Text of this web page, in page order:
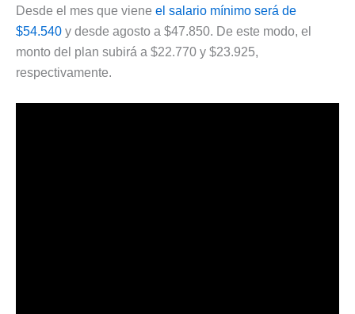
Desde el mes que viene el salario mínimo será de
$54.540 y desde agosto a $47.850. De este modo, el
monto del plan subirá a $22.770 y $23.925,
respectivamente.